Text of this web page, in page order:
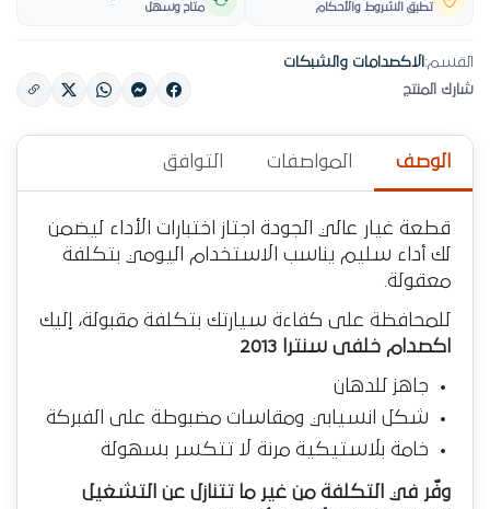
تطبق الشروط والأحكام متاح وسهل
القسم: الاكصدامات والشبكات
شارك المنتج
الوصف المواصفات التوافق
قطعة غيار عالي الجودة اجتاز اختبارات الأداء ليضمن
لك أداء سليم يناسب الاستخدام اليومي بتكلفة
معقولة.
للمحافظة على كفاءة سيارتك بتكلفة مقبولة، إليك
اكصدام خلفى سنترا 2013
جاهز للدهان
شكل انسيابي ومقاسات مضبوطة على الفبركة
خامة بلاستيكية مرنة لا تتكسر بسهولة
وفّر في التكلفة من غير ما تتنازل عن التشغيل